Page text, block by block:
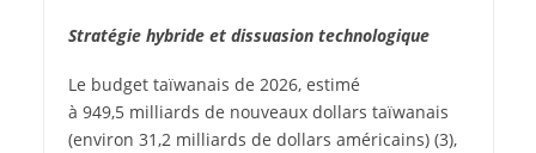
Stratégie hybride et dissuasion technologique
Le budget taïwanais de 2026, estimé
à 949,5 milliards de nouveaux dollars taïwanais
(environ 31,2 milliards de dollars américains) (3),